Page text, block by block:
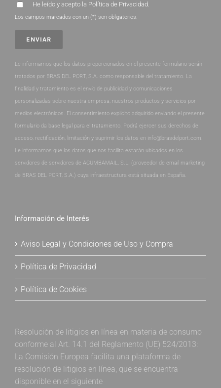
He leído y acepto la Política de Privacidad.
Los campos marcados con un (*) son obligatorios.
Le informamos que los datos proporcionados en el presente formulario serán
tratados por BRAS DEL PORT, S.A. como responsable del tratamiento. La
finalidad y tratamiento es el envío de publicidad y comunicaciones
personalizadas sobre nuestra empresa, nuestros productos y servicios por
medios electrónicos. El consentimiento explícito adquirido enviando el presente
formulario da base legal para el tratamiento. Podrá ejercer sus derechos de
acceso, rectificación, limitación y suprimir los datos en info@brasdelport.com.
Le informamos que los datos que nos facilita estarán ubicados en los
servidores de servidores de ACUMBAMAIL, S.L. (proveedor de email marketing
de BRAS DEL PORT, S.A.) cuya infraestructura está situada en España.
Información de Interés
Aviso Legal y Condiciones de Uso y Compra
Política de Privacidad
Política de Cookies
Resolución de litigios en línea en materia de consumo
conforme al Art. 14.1 del Reglamento (UE) 524/2013:
La Comisión Europea facilita una plataforma de
resolución de litigios en línea, que se encuentra
disponible en el siguiente